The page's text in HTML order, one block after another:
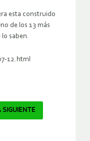
esta construido
de los 13 más
saben.
12.html
SIGUIENTE